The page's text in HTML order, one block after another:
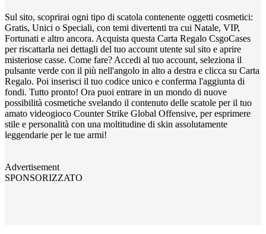
Sul sito, scoprirai ogni tipo di scatola contenente oggetti cosmetici:
Gratis, Unici o Speciali, con temi divertenti tra cui Natale, VIP,
Fortunati e altro ancora. Acquista questa Carta Regalo CsgoCases
per riscattarla nei dettagli del tuo account utente sul sito e aprire
misteriose casse. Come fare? Accedi al tuo account, seleziona il
pulsante verde con il più nell'angolo in alto a destra e clicca su Carta
Regalo. Poi inserisci il tuo codice unico e conferma l'aggiunta di
fondi. Tutto pronto! Ora puoi entrare in un mondo di nuove
possibilità cosmetiche svelando il contenuto delle scatole per il tuo
amato videogioco Counter Strike Global Offensive, per esprimere
stile e personalità con una moltitudine di skin assolutamente
leggendarie per le tue armi!
Advertisement
SPONSORIZZATO